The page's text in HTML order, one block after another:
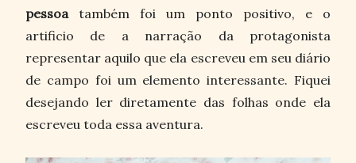
pessoa também foi um ponto positivo, e o
artificio de a narração da protagonista
representar aquilo que ela escreveu em seu diário
de campo foi um elemento interessante. Fiquei
desejando ler diretamente das folhas onde ela
escreveu toda essa aventura.